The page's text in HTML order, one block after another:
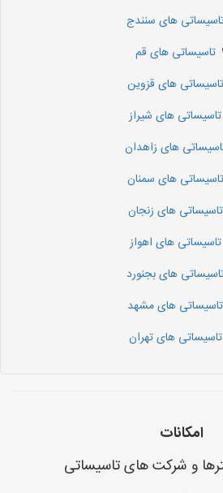
های سنندج
تاسیساتی های قم
تاسیساتی های قزوین
تاسیساتی های شیراز
های زاهدان
تاسیساتی های سمنان
تاسیساتی های زنجان
تاسیساتی های اهواز
های بجنورد
تاسیساتی های مشهد
تاسیساتی های تهران
امکانات
و شرکت های تاسیساتی